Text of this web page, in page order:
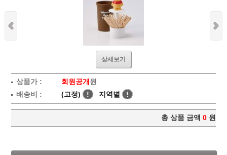
상세보기
상품가 : 회원공개 원
배송비 :
(고정) ! 지역별 !
총 상품 금액 0 원